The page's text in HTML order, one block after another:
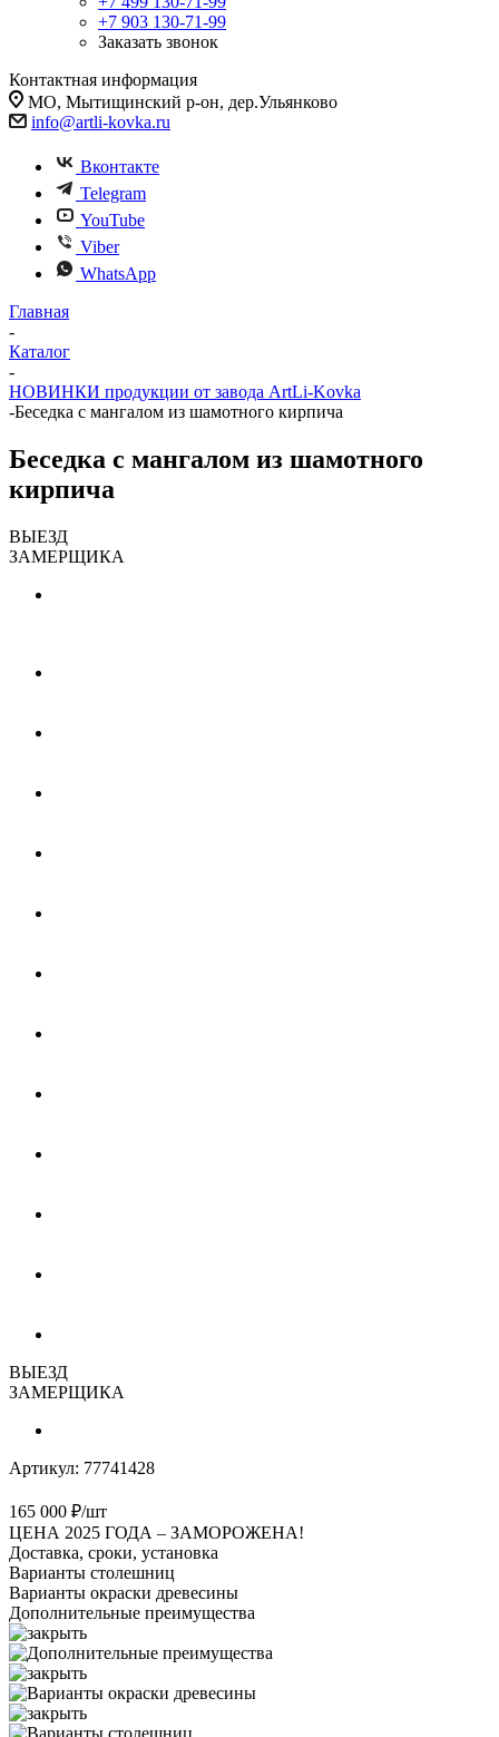
+7 903 130-71-99
Заказать звонок
Контактная информация
МО, Мытищинский р-он, дер.Ульянково
info@artli-kovka.ru
Вконтакте
Telegram
YouTube
Viber
WhatsApp
Главная
-
Каталог
-
НОВИНКИ продукции от завода ArtLi-Kovka
-Беседка с мангалом из шамотного кирпича
Беседка с мангалом из шамотного
кирпича
ВЫЕЗД
ЗАМЕРЩИКА
ВЫЕЗД
ЗАМЕРЩИКА
Артикул: 77741428
165 000 ₽/шт
ЦЕНА 2025 ГОДА – ЗАМОРОЖЕНА!
Доставка, сроки, установка
Варианты столешниц
Варианты окраски древесины
Дополнительные преимущества